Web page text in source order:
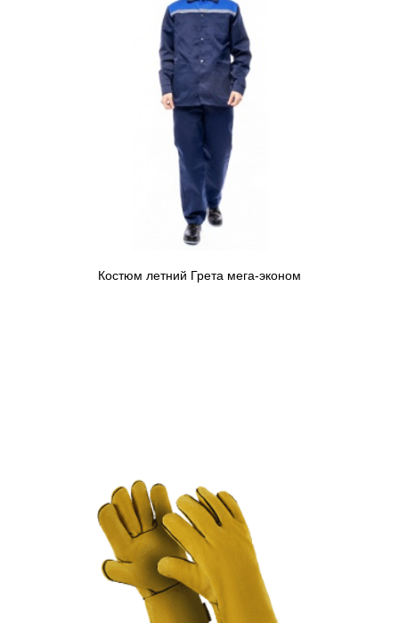
Костюм летний Грета мега-эконом